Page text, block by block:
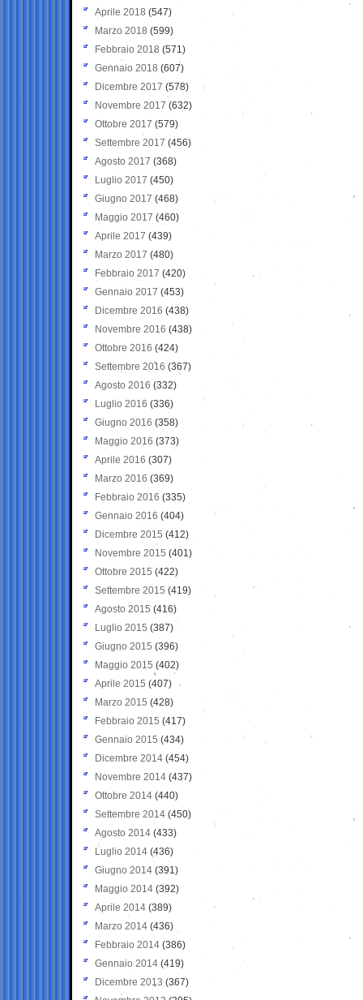
Aprile 2018 (547)
Marzo 2018 (599)
Febbraio 2018 (571)
Gennaio 2018 (607)
Dicembre 2017 (578)
Novembre 2017 (632)
Ottobre 2017 (579)
Settembre 2017 (456)
Agosto 2017 (368)
Luglio 2017 (450)
Giugno 2017 (468)
Maggio 2017 (460)
Aprile 2017 (439)
Marzo 2017 (480)
Febbraio 2017 (420)
Gennaio 2017 (453)
Dicembre 2016 (438)
Novembre 2016 (438)
Ottobre 2016 (424)
Settembre 2016 (367)
Agosto 2016 (332)
Luglio 2016 (336)
Giugno 2016 (358)
Maggio 2016 (373)
Aprile 2016 (307)
Marzo 2016 (369)
Febbraio 2016 (335)
Gennaio 2016 (404)
Dicembre 2015 (412)
Novembre 2015 (401)
Ottobre 2015 (422)
Settembre 2015 (419)
Agosto 2015 (416)
Luglio 2015 (387)
Giugno 2015 (396)
Maggio 2015 (402)
Aprile 2015 (407)
Marzo 2015 (428)
Febbraio 2015 (417)
Gennaio 2015 (434)
Dicembre 2014 (454)
Novembre 2014 (437)
Ottobre 2014 (440)
Settembre 2014 (450)
Agosto 2014 (433)
Luglio 2014 (436)
Giugno 2014 (391)
Maggio 2014 (392)
Aprile 2014 (389)
Marzo 2014 (436)
Febbraio 2014 (386)
Gennaio 2014 (419)
Dicembre 2013 (367)